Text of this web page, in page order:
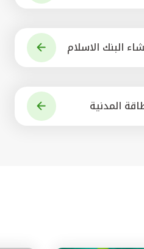
البنك الاسلام
المدنية